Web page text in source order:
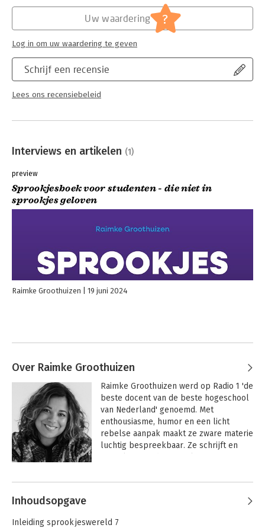
Mens en maatschappij
Schrijf een recensie
Lees ons recensiebeleid
Uw waardering ?
Log in om uw waardering te geven
Interviews en artikelen (1)
preview
Sprookjesboek voor studenten - die niet in
sprookjes geloven
Raimke Groothuizen 19 juni 2024
Over Raimke Groothuizen
Raimke Groothuizen werd op Radio 1 'de
beste docent van de beste hogeschool
van Nederland' genoemd. Met
enthousiasme, humor en een licht
rebelse aanpak maakt ze zware materie
luchtig bespreekbaar. Ze schrijft en
waanzinnig idee niet alleen bedenkt,
Haar boek Hoe word ik een on(der)wijs
goede teamleider? behaalde de Top 10
Andere boeken door Raimke
Groothuizen
Inhoudsopgave
Inleiding sprookjeswereld 7